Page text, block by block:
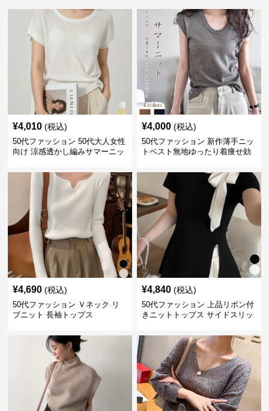
¥4,010 (税込)
50代ファッション 50代大人女性
向け 涼感透かし編みサマーニッ
¥4,000 (税込)
50代ファッション 新作薄手ニッ
トベスト無地ゆったり着痩せ効
¥4,690 (税込)
50代ファッション Ｖネック リ
ブニット 長袖トップス
¥4,840 (税込)
50代ファッション 上品リボン付
きニットトップス サイドスリッ